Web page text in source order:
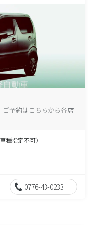
予約はこちらから各店
指定不可）
0776-43-0233